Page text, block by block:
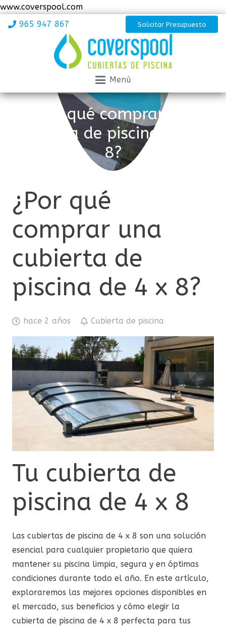
www.coverspool.com
965 947 867
Solicitar Presupuesto
Menú
¿Por qué comprar una
cubierta de piscina de 4 x
8?
¿Por qué
comprar una
cubierta de
piscina de 4 x 8?
hace 2 años Cubierta de piscina
Tu cubierta de
piscina de 4 x 8
Las cubiertas de piscina de 4 x 8 son una solución
esencial para cualquier propietario que quiera
mantener su piscina limpia, segura y en óptimas
condiciones durante todo el año. En este artículo,
exploraremos las mejores opciones disponibles en
el mercado, sus beneficios y cómo elegir la
cubierta de piscina de 4 x 8 perfecta para tus